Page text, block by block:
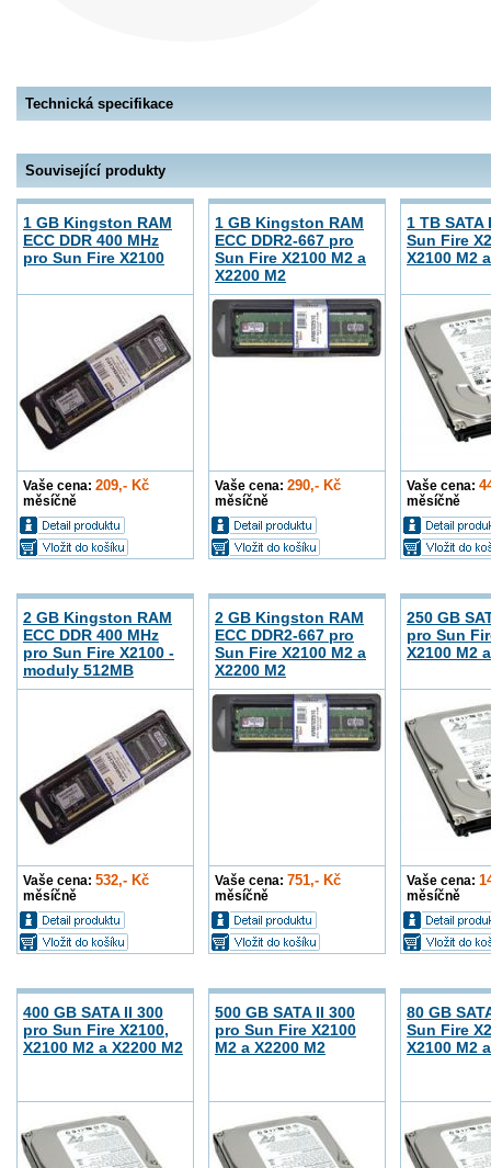
Technická specifikace
Související produkty
1 GB Kingston RAM
ECC DDR 400 MHz
pro Sun Fire X2100
1 GB Kingston RAM
ECC DDR2-667 pro
Sun Fire X2100 M2 a
X2200 M2
1 TB SATA
Sun Fire
X2100 M2
Vaše cena: 209,- Kč
měsíčně
Vaše cena: 290,- Kč
měsíčně
Vaše cena:
měsíčně
2 GB Kingston RAM
ECC DDR 400 MHz
pro Sun Fire X2100 -
moduly 512MB
2 GB Kingston RAM
ECC DDR2-667 pro
Sun Fire X2100 M2 a
X2200 M2
250 GB
pro Sun
X2100 M2
Vaše cena: 532,- Kč
měsíčně
Vaše cena: 751,- Kč
měsíčně
Vaše cena:
měsíčně
400 GB SATA II 300
pro Sun Fire X2100,
X2100 M2 a X2200 M2
500 GB SATA II 300
pro Sun Fire X2100
M2 a X2200 M2
80 GB
Sun Fire
X2100 M2